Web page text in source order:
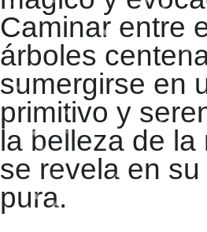
Caminar entre
árboles
sumergirse en
primitivo y
la belleza de
se revela en
pura.